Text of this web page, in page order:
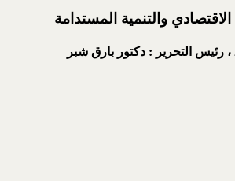
والتنمية المستدامة
رئيس التحرير : دكتور بارق شبر